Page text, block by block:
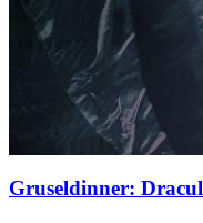
Gruseldinner: